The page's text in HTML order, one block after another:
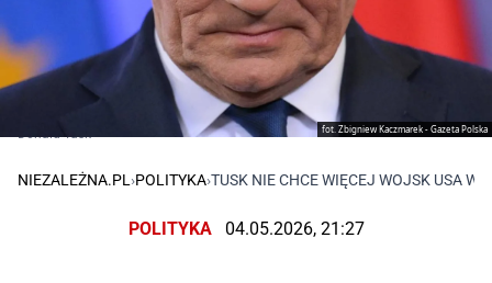
fot. Zbigniew Kaczmarek - Gazeta Polska
Donald Tusk
NIEZALEŻNA.PL ›POLITYKA›TUSK NIE CHCE WIĘCEJ WOJSK USA W
POLITYKA 04.05.2026, 21:27